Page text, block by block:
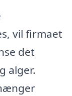
vil firmaet
det
alger.